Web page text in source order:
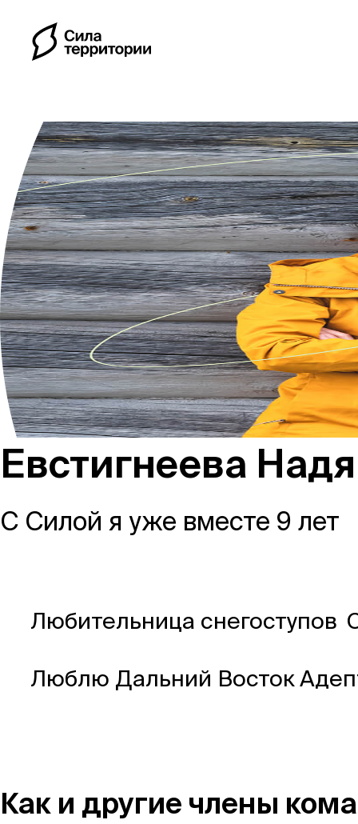
Календарь
Индивидуальные
Россия
Мир
Дневник
Контакты
Евстигнеева Надя
С Силой я уже вместе 9 лет
Любительница снегоступов
Люблю Дальний Восток
Как и другие члены